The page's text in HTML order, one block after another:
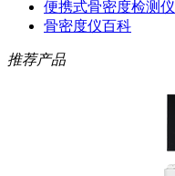
便携式骨密度检测仪
骨密度仪百科
推荐产品